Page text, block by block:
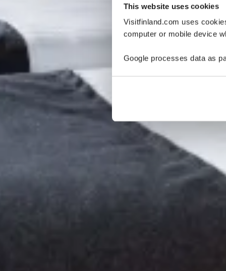
This website uses cookies
Visitfinland.com uses
computer or mobile device
Google processes data as